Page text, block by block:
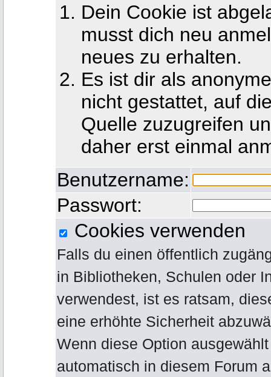
Dein Cookie ist
musst dich neu
neues zu erhalten.
Es ist dir als
nicht gestattet, auf
Quelle zuzugreifen
daher erst einmal
Benutzername:
Passwort:
Cookies verwenden
Falls du einen öffentlich
in Bibliotheken, Schulen oder
verwendest, ist es ratsam,
eine erhöhte Sicherheit
Wenn diese Option
automatisch in diesem Forum